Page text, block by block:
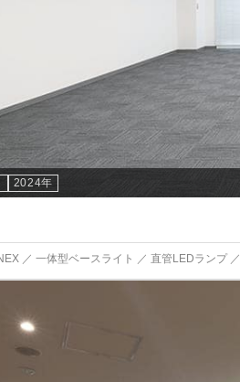
2024年
／ 一体型ベースライト ／ 直管LEDランプ